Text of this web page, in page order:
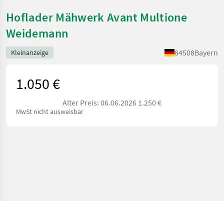
Hoflader Mähwerk Avant Multione
Weidemann
Kleinanzeige 84508Bayern
1.050 €
Alter Preis: 06.06.2026 1.250 €
MwSt nicht ausweisbar